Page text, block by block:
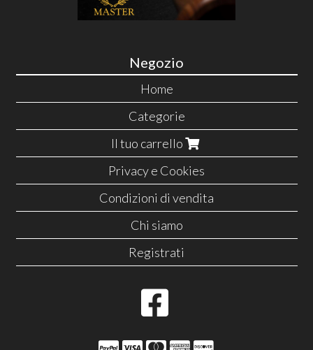
Negozio
Home
Categorie
Il tuo carrello
Privacy e Cookies
Condizioni di vendita
Chi siamo
Registrati